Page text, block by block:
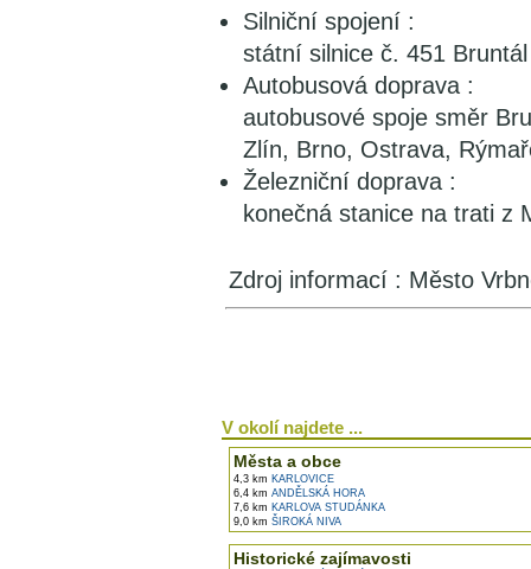
Silniční spojení :
státní silnice č. 451
Autobusová doprava :
autobusové spoje směr
Zlín, Brno, Ostrava,
Železniční doprava :
konečná stanice na trati z
Zdroj informací : Město
V okolí najdete ...
Města a obce
4,3 km KARLOVICE
6,4 km ANDĚLSKÁ HORA
7,6 km KARLOVA STUDÁNKA
9,0 km ŠIROKÁ NIVA
Historické zajímavosti